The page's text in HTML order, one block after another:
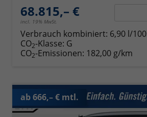
68.815,– €
incl. 19% MwSt.
Verbrauch kombiniert: 6,90 l/
CO2-Klasse: G
CO2-Emissionen: 182,00 g/km
ab 666,– € mtl.